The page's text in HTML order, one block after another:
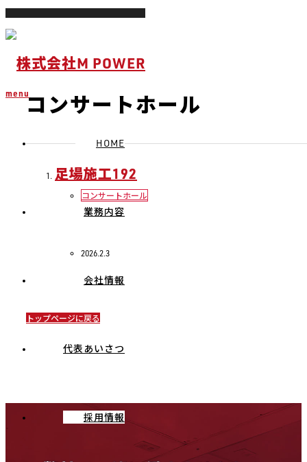
menu
HOME
業務内容
会社情報
代表あいさつ
採用情報
コンサートホール
足場施工192
コンサートホール
2026.2.3
トップページに戻る